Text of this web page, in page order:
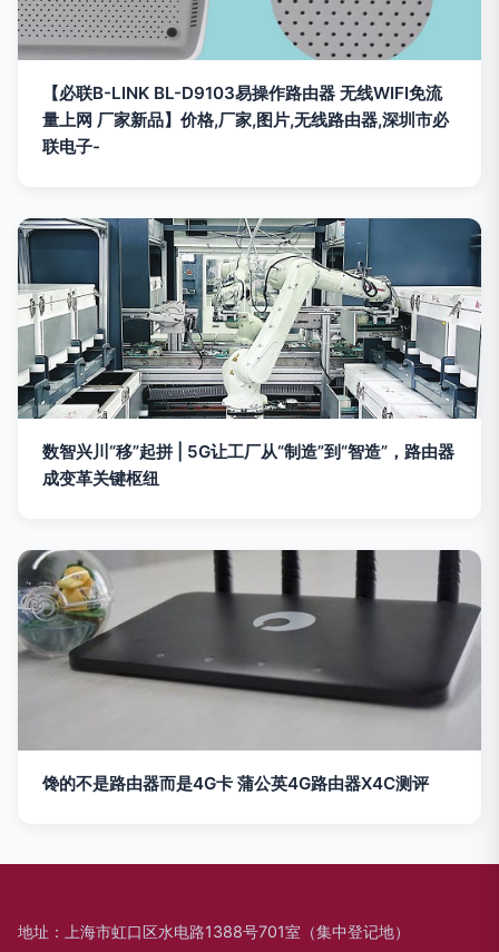
【必联B-LINK BL-D9103易操作路由器 无线WIFI免流
量上网 厂家新品】价格,厂家,图片,无线路由器,深圳市必
联电子-
数智兴川“移”起拼 | 5G让工厂从“制造”到“智造”，路由器
成变革关键枢纽
馋的不是路由器而是4G卡 蒲公英4G路由器X4C测评
地址：上海市虹口区水电路1388号701室（集中登记地）